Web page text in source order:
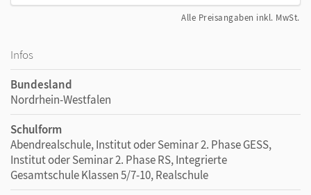
Alle Preisangaben inkl. MwSt.
Infos
Bundesland
Nordrhein-Westfalen
Schulform
Abendrealschule, Institut oder Seminar 2. Phase GESS,
Institut oder Seminar 2. Phase RS, Integrierte
Gesamtschule Klassen 5/7-10, Realschule